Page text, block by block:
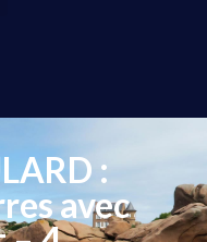
:
avec